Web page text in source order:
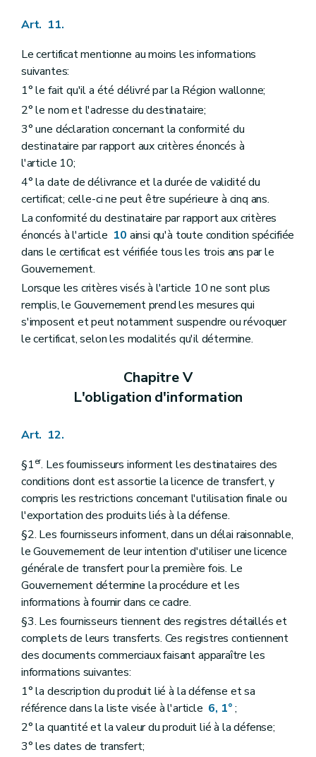
Art. 11.
Le certificat mentionne au moins les informations
suivantes:
1° le fait qu'il a été délivré par la Région wallonne;
2° le nom et l'adresse du destinataire;
3° une déclaration concernant la conformité du
destinataire par rapport aux critères énoncés à
l'article 10;
4° la date de délivrance et la durée de validité du
certificat; celle-ci ne peut être supérieure à cinq ans.
La conformité du destinataire par rapport aux critères
énoncés à l'article 10 ainsi qu'à toute condition spécifiée
dans le certificat est vérifiée tous les trois ans par le
Gouvernement.
Lorsque les critères visés à l'article 10 ne sont plus
remplis, le Gouvernement prend les mesures qui
s'imposent et peut notamment suspendre ou révoquer
le certificat, selon les modalités qu'il détermine.
Chapitre V
L'obligation d'information
Art. 12.
§1er. Les fournisseurs informent les destinataires des
conditions dont est assortie la licence de transfert, y
compris les restrictions concernant l'utilisation finale ou
l'exportation des produits liés à la défense.
§2. Les fournisseurs informent, dans un délai raisonnable,
le Gouvernement de leur intention d'utiliser une licence
générale de transfert pour la première fois. Le
Gouvernement détermine la procédure et les
informations à fournir dans ce cadre.
§3. Les fournisseurs tiennent des registres détaillés et
complets de leurs transferts. Ces registres contiennent
des documents commerciaux faisant apparaître les
informations suivantes:
1° la description du produit lié à la défense et sa
référence dans la liste visée à l'article 6, 1°;
2° la quantité et la valeur du produit lié à la défense;
3° les dates de transfert;